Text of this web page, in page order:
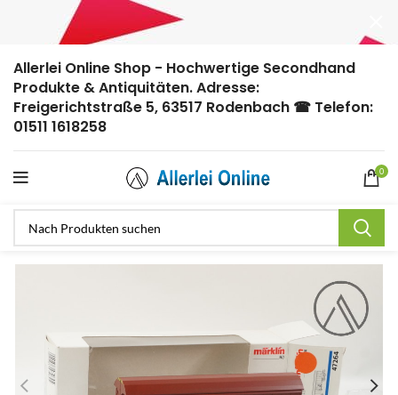
Allerlei Online Shop - Hochwertige Secondhand
Produkte & Antiquitäten. Adresse:
Freigerichtstraße 5, 63517 Rodenbach ☎ Telefon:
01511 1618258
0